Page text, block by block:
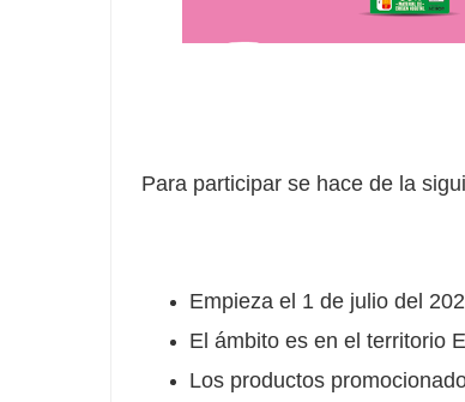
Para participar se hace de la
Empieza el 1 de julio del
El ámbito es en el territorio
Los productos